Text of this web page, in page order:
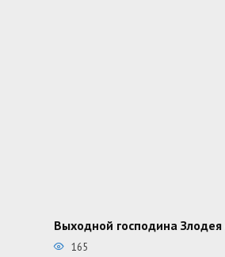
Выходной господина
165